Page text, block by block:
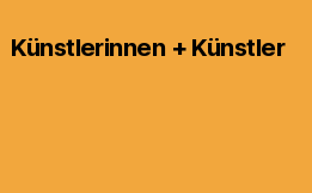
Künstlerinnen + Künstler